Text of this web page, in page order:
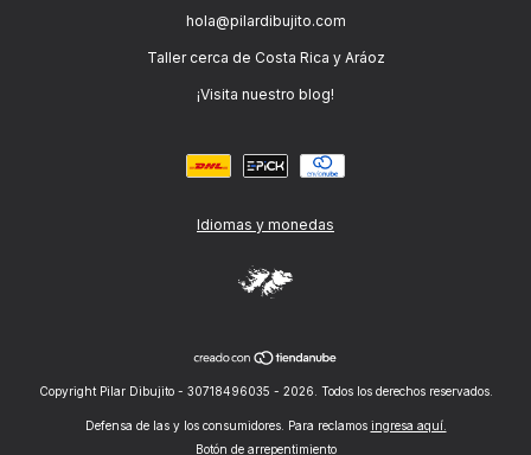
hola@pilardibujito.com
Taller cerca de Costa Rica y Aráoz
¡Visita nuestro blog!
Idiomas y monedas
Copyright Pilar Dibujito - 30718496035 - 2026. Todos los derechos reservados.
Defensa de las y los consumidores. Para reclamos ingresa aquí.
Botón de arrepentimiento